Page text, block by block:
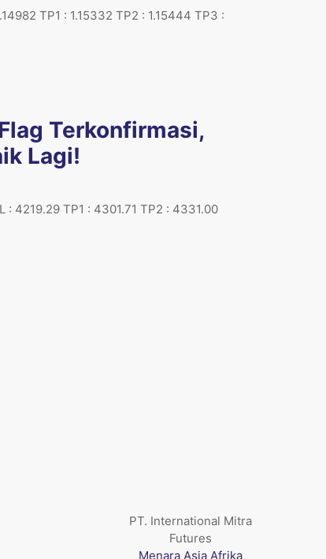
TP1 : 1.15332 TP2 : 1.15444 TP3 :
Terkonfirmasi,
Lagi!
4219.29 TP1 : 4301.71 TP2 : 4331.00
PT. International Mitra
Futures
Menara Asia Afrika